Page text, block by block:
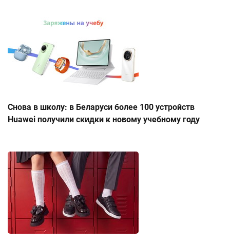
Снова в школу: в Беларуси более 100 устройств
Huawei получили скидки к новому учебному году